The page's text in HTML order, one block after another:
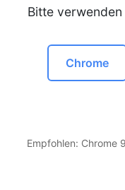
Bitte
Chrome
Empfohlen: Chrome